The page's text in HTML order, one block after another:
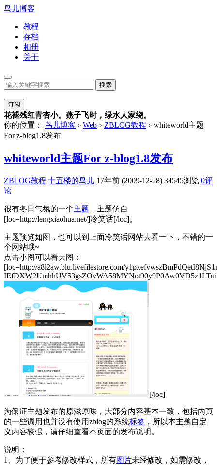
鸟儿博客
教程
存档
相册
关于
订阅
花褪残红青杏小。燕子飞时，绿水人家绕。
你的位置： 鸟儿博客 > Web > ZBLOG教程 > whiteworld主题
For z-blog1.8发布
whiteworld主题For z-blog1.8发布
ZBLOG教程 十五楼的鸟儿 17年前 (2009-12-28) 34545浏览 0评
论
很有冬日气氛的一个主题 ，主题仿自
[loc=http://lengxiaohua.net/]冷笑话[/loc]。
主题预览如图，也可以到上面冷笑话网站去看一下，不错的一
个网站哦~
点击小图可以看大图：
[loc=http://a8l2aw.blu.livefilestore.com/
[/loc]
为保证主题发布的原滋原味，大部分内容基本一致，包括内页
的一些调用也并没有使用zblog的系统标签 ，所以本主题自定
义内容较强，请仔细查看本页面的发布说明。
说明：
1、为了便于参考修改样式，所有图片未经修改，如需修改，